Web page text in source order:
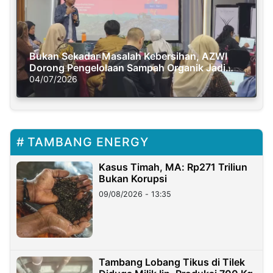
Bukan Sekadar Masalah Kebersihan, AZWI
Dorong Pengelolaan Sampah Organik Jadi
Solusi Krisis Iklim
04/07/2026
TAMBANG ENERGY
Kasus Timah, MA: Rp271 Triliun
Bukan Korupsi
09/08/2026 - 13:35
Tambang Lobang Tikus di Tilek